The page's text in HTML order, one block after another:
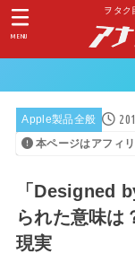
ヲタク
MENU
Apple製品全般
本ページはアフィ
「Designed
られた意味は
現実